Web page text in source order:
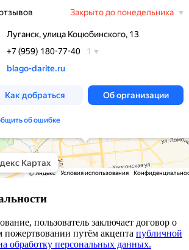
пользователь заключает договор о
пожертвовании путём акцепта публичной
обработку персональных данных.